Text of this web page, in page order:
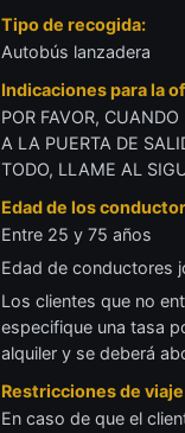
Tipo de recogida:
Autobús lanzadera
Indicaciones para la
POR FAVOR,
A LA PUERTA DE
TODO, LLAME AL
Edad de los
Entre 25 y 75 años
Edad de conductores
Los clientes que no
especifique una tasa
alquiler y se deberá
Restricciones de viaje
En caso de que el